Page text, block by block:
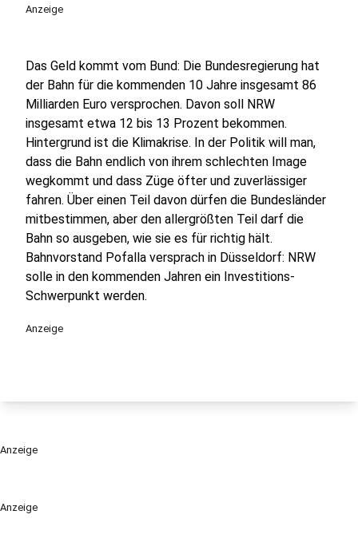
Anzeige
Anzeige
Das Geld kommt vom Bund: Die Bundesregierung hat
der Bahn für die kommenden 10 Jahre insgesamt 86
Milliarden Euro versprochen. Davon soll NRW
insgesamt etwa 12 bis 13 Prozent bekommen.
Hintergrund ist die Klimakrise. In der Politik will man,
dass die Bahn endlich von ihrem schlechten Image
wegkommt und dass Züge öfter und zuverlässiger
fahren. Über einen Teil davon dürfen die Bundesländer
mitbestimmen, aber den allergrößten Teil darf die
Bahn so ausgeben, wie sie es für richtig hält.
Bahnvorstand Pofalla versprach in Düsseldorf: NRW
solle in den kommenden Jahren ein Investitions-
Schwerpunkt werden.
Anzeige
Anzeige